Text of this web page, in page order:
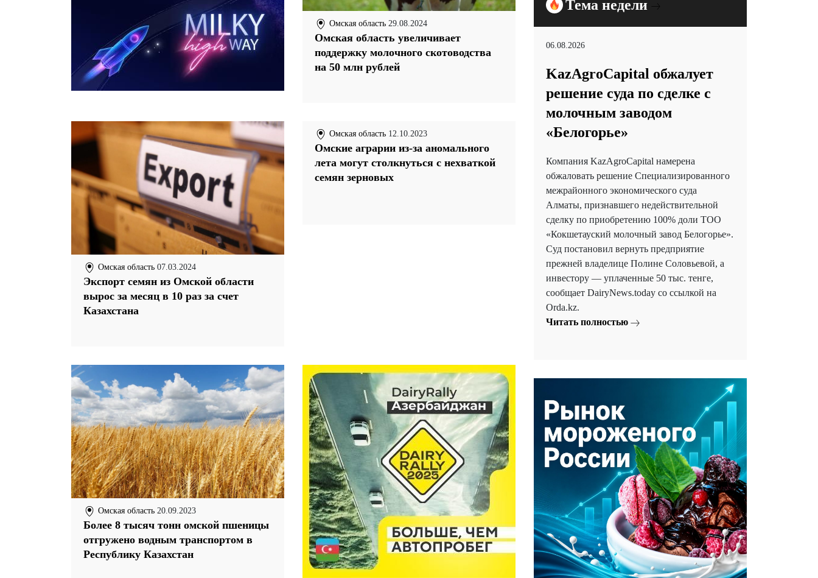
Омская область 29.08.2024
Омская область увеличивает
поддержку молочного скотоводства
на 50 млн рублей
Омская область 07.03.2024
Экспорт семян из Омской области
вырос за месяц в 10 раз за счет
Казахстана
Омская область 12.10.2023
Омские аграрии из-за аномального
лета могут столкнуться с нехваткой
семян зерновых
Омская область 20.09.2023
Более 8 тысяч тонн омской пшеницы
отгружено водным транспортом в
Республику Казахстан
Тема недели
06.08.2026
KazAgroCapital обжалует
решение суда по сделке с
молочным заводом
«Белогорье»
Компания KazAgroCapital намерена
обжаловать решение Специализированного
межрайонного экономического суда
Алматы, признавшего недействительной
сделку по приобретению 100% доли ТОО
«Кокшетауский молочный завод Белогорье».
Суд постановил вернуть предприятие
прежней владелице Полине Соловьевой, а
инвестору — уплаченные 50 тыс. тенге,
сообщает DairyNews.today со ссылкой на
Orda.kz.
Читать полностью